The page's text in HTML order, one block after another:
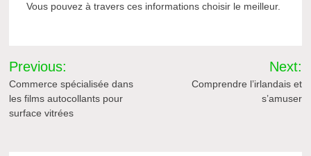
Vous pouvez à travers ces informations choisir le meilleur.
Navigation
de
l’article
Previous:
Commerce spécialisée dans
les films autocollants pour
surface vitrées
Next:
Comprendre l’irlandais et
s’amuser